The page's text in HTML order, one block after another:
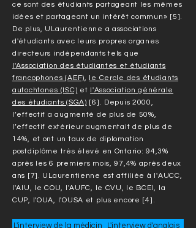
ce sont des étudiants partageant les mêmes
idées et partageant un intérêt commun» [5].
De plus, ULaurentienne a associations
d'étudiants avec leurs propres organes
directeurs indépendants tels que
l'Association des étudiantes et étudiants
francophones (AEF), le Cercle des étudiants
autochtones (ISC) et l'Association générale
des étudiants (SGA) [6]. Depuis 2000,
l’effectif a augmenté de plus de 50%,
l’effectif extérieur augmentait de plus de
14%, et ont un taux de diplomation
postdiplôme très élevé en Ontario: 94,3%
après les 6 premiers mois, 97,4% après deux
ans [7]. ULaurentienne est affiliée à l'AUCC,
l'AIU, le COU, l'AUFC, le CVU, le BCEI, la
CUP, l'OUA, l'OUSA et plus encore [4].
L'interview de la médicine L'interview d'anglais